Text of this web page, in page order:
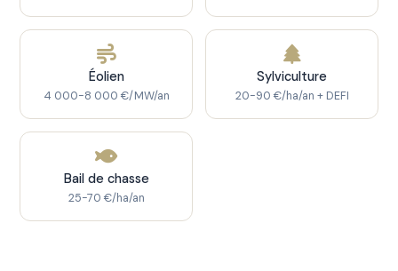
Éolien
4 000-8 000 €/MW/an
Sylviculture
20-90 €/ha/an + DEFI
Bail de chasse
25-70 €/ha/an